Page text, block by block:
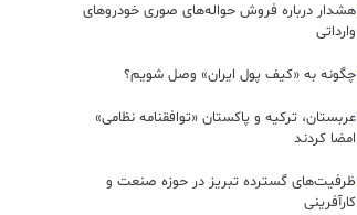
هشدار درباره فروش حواله‌های صوری خودروهای
وارداتی
چگونه به «کیف پول ایران» وصل شویم؟
عربستان، ترکیه و پاکستان «توافقنامه نظامی»
امضا کردند
ظرفیت‌های گسترده‌ تبریز در حوزه صنعت و
کارآفرینی